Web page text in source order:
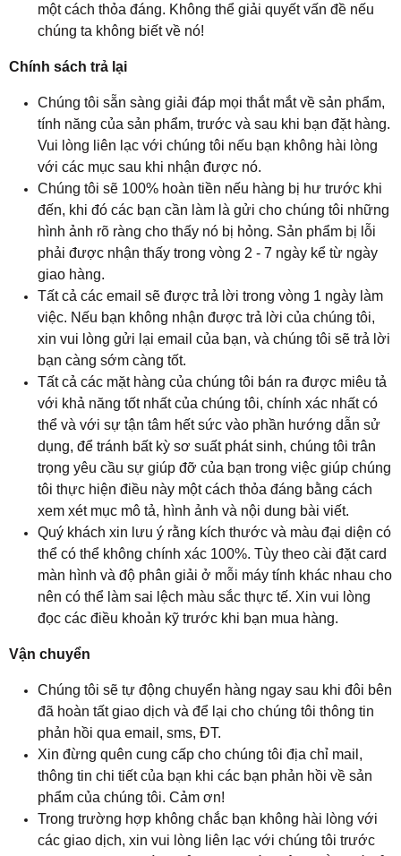
một cách thỏa đáng. Không thể giải quyết vấn đề nếu
chúng ta không biết về nó!
Chính sách trả lại
Chúng tôi sẵn sàng giải đáp mọi thắt mắt về sản phẩm,
tính năng của sản phẩm, trước và sau khi bạn đặt hàng.
Vui lòng liên lạc với chúng tôi nếu bạn không hài lòng
với các mục sau khi nhận được nó.
Chúng tôi sẽ 100% hoàn tiền nếu hàng bị hư trước khi
đến, khi đó các bạn cần làm là gửi cho chúng tôi những
hình ảnh rõ ràng cho thấy nó bị hỏng. Sản phẩm bị lỗi
phải được nhận thấy trong vòng 2 - 7 ngày kể từ ngày
giao hàng.
Tất cả các email sẽ được trả lời trong vòng 1 ngày làm
việc. Nếu bạn không nhận được trả lời của chúng tôi,
xin vui lòng gửi lại email của bạn, và chúng tôi sẽ trả lời
bạn càng sớm càng tốt.
Tất cả các mặt hàng của chúng tôi bán ra được miêu tả
với khả năng tốt nhất của chúng tôi, chính xác nhất có
thể và với sự tận tâm hết sức vào phần hướng dẫn sử
dụng, để tránh bất kỳ sơ suất phát sinh, chúng tôi trân
trọng yêu cầu sự giúp đỡ của bạn trong việc giúp chúng
tôi thực hiện điều này một cách thỏa đáng bằng cách
xem xét mục mô tả, hình ảnh và nội dung bài viết.
Quý khách xin lưu ý rằng kích thước và màu đại diện có
thể có thể không chính xác 100%. Tùy theo cài đặt card
màn hình và độ phân giải ở mỗi máy tính khác nhau cho
nên có thể làm sai lệch màu sắc thực tế. Xin vui lòng
đọc các điều khoản kỹ trước khi bạn mua hàng.
Vận chuyển
Chúng tôi sẽ tự động chuyển hàng ngay sau khi đôi bên
đã hoàn tất giao dịch và để lại cho chúng tôi thông tin
phản hồi qua email, sms, ĐT.
Xin đừng quên cung cấp cho chúng tôi địa chỉ mail,
thông tin chi tiết của bạn khi các bạn phản hồi về sản
phẩm của chúng tôi. Cảm ơn!
Trong trường hợp không chắc bạn không hài lòng với
các giao dịch, xin vui lòng liên lạc với chúng tôi trước